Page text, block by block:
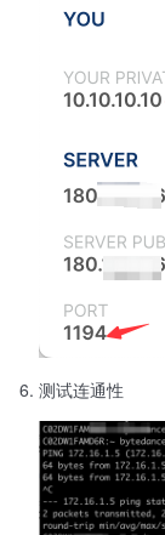
测试连通性